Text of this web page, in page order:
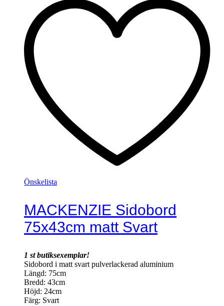
Önskelista
MACKENZIE Sidobord
75x43cm matt Svart
1 st butiksexemplar!
Sidobord i matt svart pulverlackerad aluminium
Längd: 75cm
Bredd: 43cm
Höjd: 24cm
Färg: Svart